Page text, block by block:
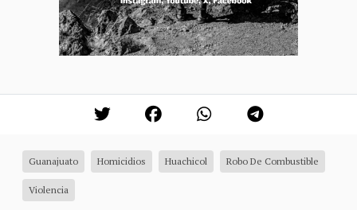
Guanajuato Homicidios Huachicol Robo De Combustible
Violencia